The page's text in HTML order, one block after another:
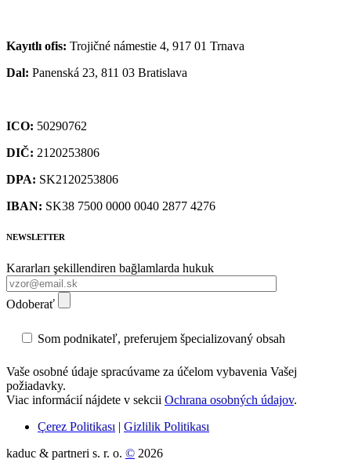
Kayıtlı ofis: Trojičné námestie 4, 917 01 Trnava
Dal: Panenská 23, 811 03 Bratislava
ICO: 50290762
DIČ: 2120253806
DPA: SK2120253806
IBAN: SK38 7500 0000 0040 2877 4276
NEWSLETTER
Kararları şekillendiren bağlamlarda hukuk
Odoberať
Som podnikateľ, preferujem špecializovaný obsah
Vaše osobné údaje spracúvame za účelom vybavenia Vašej
požiadavky.
Viac informácií nájdete v sekcii Ochrana osobných údajov.
Çerez Politikası | Gizlilik Politikası
kaduc & partneri s. r. o. © 2026